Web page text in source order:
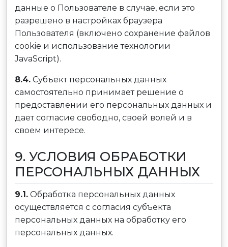
данные о Пользователе в случае, если это
разрешено в настройках браузера
Пользователя (включено сохранение файлов
cookie и использование технологии
JavaScript).
8.4. Субъект персональных данных
самостоятельно принимает решение о
предоставлении его персональных данных и
дает согласие свободно, своей волей и в
своем интересе.
9. УСЛОВИЯ ОБРАБОТКИ
ПЕРСОНАЛЬНЫХ ДАННЫХ
9.1. Обработка персональных данных
осуществляется с согласия субъекта
персональных данных на обработку его
персональных данных.